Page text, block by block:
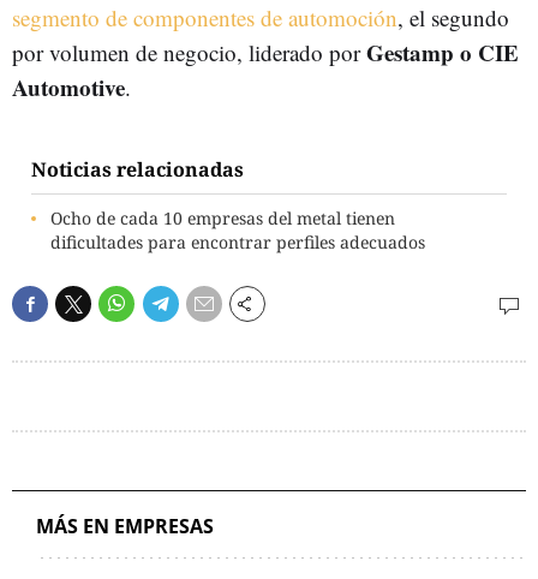
segmento de componentes de automoción, el segundo
por volumen de negocio, liderado porGestamp o CIE
Automotive.
Noticias relacionadas
Ocho de cada 10 empresas del metal tienen
dificultades para encontrar perfiles adecuados
MÁS EN EMPRESAS